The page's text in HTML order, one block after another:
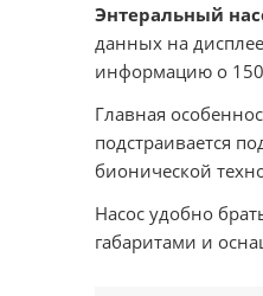
Энтеральный
данных на
информацию о
Главная
подстраивается
бионической
Насос удобно
габаритами и